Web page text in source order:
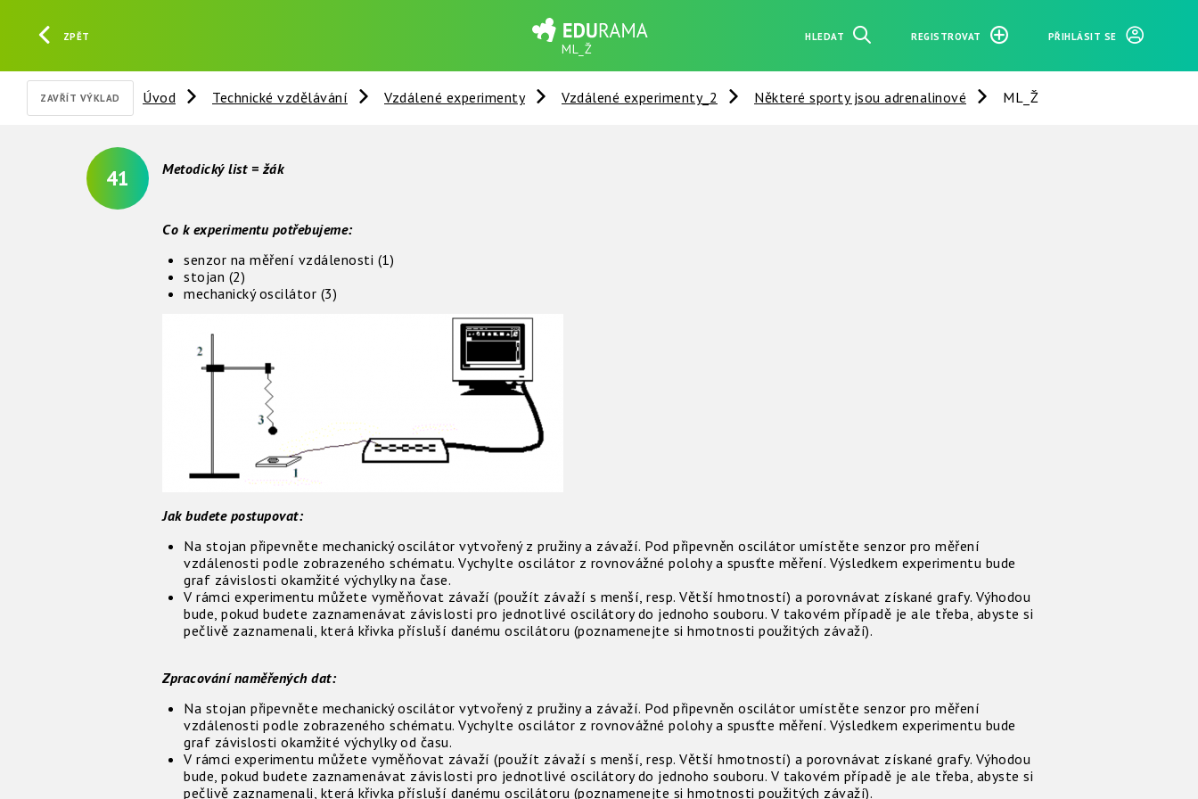
ZPĚT
ML_Ž
HLEDAT REGISTROVAT PŘIHLÁSIT SE
ZAVŘÍT VÝKLAD Úvod Technické vzdělávání Vzdálené experimenty Vzdálené experimenty_2 Některé sporty jsou adrenalinové ML_Ž
41 Metodický list = žák
Co k experimentu potřebujeme:
senzor na měření vzdálenosti (1)
stojan (2)
mechanický oscilátor (3)
Jak budete postupovat:
Na stojan připevněte mechanický oscilátor vytvořený z pružiny a závaží. Pod připevněn oscilátor umístěte senzor pro měření
vzdálenosti podle zobrazeného schématu. Vychylte oscilátor z rovnovážné polohy a spusťte měření. Výsledkem experimentu bude
graf závislosti okamžité výchylky na čase.
V rámci experimentu můžete vyměňovat závaží (použít závaží s menší, resp. Větší hmotností) a porovnávat získané grafy. Výhodou
bude, pokud budete zaznamenávat závislosti pro jednotlivé oscilátory do jednoho souboru. V takovém případě je ale třeba, abyste si
pečlivě zaznamenali, která křivka přísluší danému oscilátoru (poznamenejte si hmotnosti použitých závaží).
Zpracování naměřených dat:
Na stojan připevněte mechanický oscilátor vytvořený z pružiny a závaží. Pod připevněn oscilátor umístěte senzor pro měření
vzdálenosti podle zobrazeného schématu. Vychylte oscilátor z rovnovážné polohy a spusťte měření. Výsledkem experimentu bude
graf závislosti okamžité výchylky od času.
V rámci experimentu můžete vyměňovat závaží (použít závaží s menší, resp. Větší hmotností) a porovnávat získané grafy. Výhodou
bude, pokud budete zaznamenávat závislosti pro jednotlivé oscilátory do jednoho souboru. V takovém případě je ale třeba, abyste si
pečlivě zaznamenali, která křivka přísluší danému oscilátoru (poznamenejte si hmotnosti použitých závaží).